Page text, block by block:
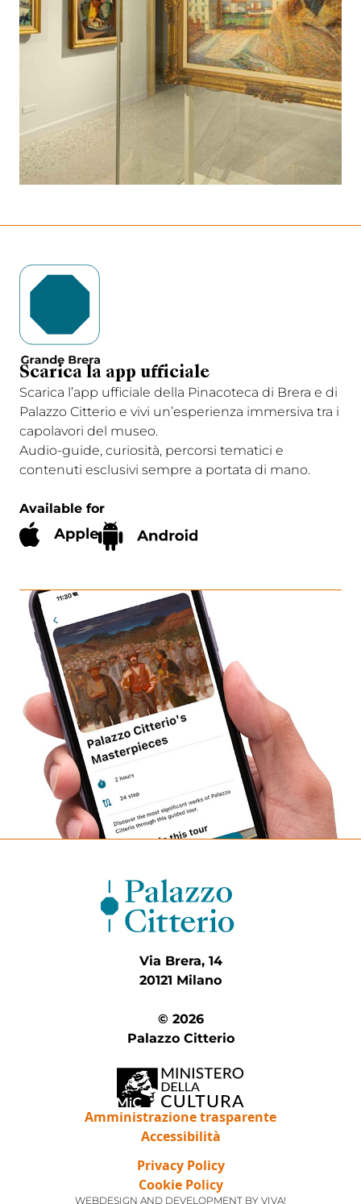
Scarica la app ufficiale
Scarica l’app ufficiale della Pinacoteca di Brera e di
Palazzo Citterio e vivi un’esperienza immersiva tra i
capolavori del museo.
Audio-guide, curiosità, percorsi tematici e
contenuti esclusivi sempre a portata di mano.
Available for
Via Brera, 14
20121 Milano
© 2026
Palazzo Citterio
Amministrazione trasparente
Accessibilità
Privacy Policy
Cookie Policy
WEBDESIGN AND DEVELOPMENT BY VIVA!